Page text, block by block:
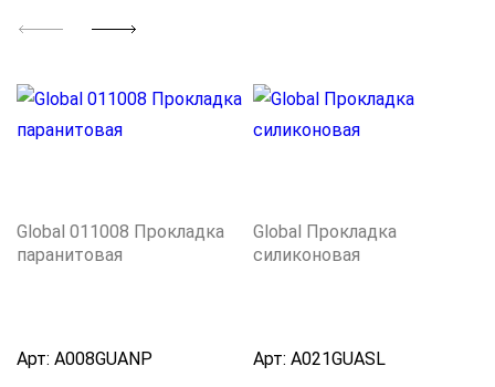
Global 011008 Прокладка
паранитовая
Арт: A008GUANP
Global Прокладка
силиконовая
Арт: A021GUASL